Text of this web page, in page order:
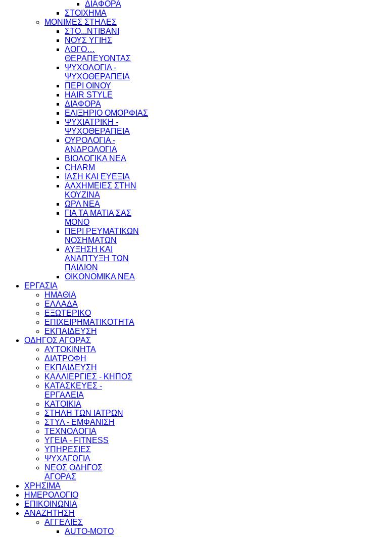
ΔΙΑΦΟΡΑ
ΣΤΟΙΧΗΜΑ
ΜΟΝΙΜΕΣ ΣΤΗΛΕΣ
ΣΤΟ...ΝΤΙΒΑΝΙ
ΝΟΥΣ ΥΓΙΗΣ
ΛΟΓΟ…
ΘΕΡΑΠΕΥΟΝΤΑΣ
ΨΥΧΟΛΟΓΙΑ -
ΨΥΧΟΘΕΡΑΠΕΙΑ
ΠΕΡΙ ΟΙΝΟΥ
HAIR STYLE
ΔΙΑΦΟΡΑ
ΕΛΙΞΗΡΙΟ ΟΜΟΡΦΙΑΣ
ΨΥΧΙΑΤΡΙΚΗ -
ΨΥΧΟΘΕΡΑΠΕΙΑ
ΟΥΡΟΛΟΓΙΑ -
ΑΝΔΡΟΛΟΓΙΑ
ΒΙΟΛΟΓΙΚΑ ΝΕΑ
CHARM
ΙΑΣΗ ΚΑΙ ΕΥΕΞΙΑ
ΑΛΧΗΜΕΙΕΣ ΣΤΗΝ
ΚΟΥΖΙΝΑ
ΩΡΛ ΝEA
ΓΙΑ ΤΑ ΜΑΤΙΑ ΣΑΣ
ΜΟΝΟ
ΠΕΡΙ ΡΕΥΜΑΤΙΚΩΝ
ΝΟΣΗΜΑΤΩΝ
ΑΥΞΗΣΗ ΚΑΙ
ΑΝΑΠΤΥΞΗ ΤΩΝ
ΠΑΙΔΙΩΝ
ΟΙΚΟΝΟΜΙΚΑ ΝΕΑ
ΕΡΓΑΣΙΑ
ΗΜΑΘΙΑ
ΕΛΛΑΔΑ
ΕΞΩΤΕΡΙΚΟ
ΕΠΙΧΕΙΡΗΜΑΤΙΚΟΤΗΤΑ
ΕΚΠΑΙΔΕΥΣΗ
ΟΔΗΓΟΣ ΑΓΟΡΑΣ
ΑΥΤΟΚΙΝΗΤΑ
ΔΙΑΤΡΟΦΗ
ΕΚΠΑΙΔΕΥΣΗ
ΚΑΛΛΙΕΡΓΙΕΣ - ΚΗΠΟΣ
ΚΑΤΑΣΚΕΥΕΣ -
ΕΡΓΑΛΕΙΑ
ΚΑΤΟΙΚΙΑ
ΣΤΗΛΗ ΤΩΝ ΙΑΤΡΩΝ
ΣΤΥΛ - ΕΜΦΑΝΙΣΗ
ΤΕΧΝΟΛΟΓΙΑ
ΥΓΕΙΑ - FITNESS
ΥΠΗΡΕΣΙΕΣ
ΨΥΧΑΓΩΓΙΑ
ΝΕΟΣ ΟΔΗΓΟΣ
ΑΓΟΡΑΣ
ΧΡΗΣΙΜΑ
ΗΜΕΡΟΛΟΓΙΟ
ΕΠΙΚΟΙΝΩΝΙΑ
ΑΝΑΖΗΤΗΣΗ
ΑΓΓΕΛΙΕΣ
AUTO-MOTO